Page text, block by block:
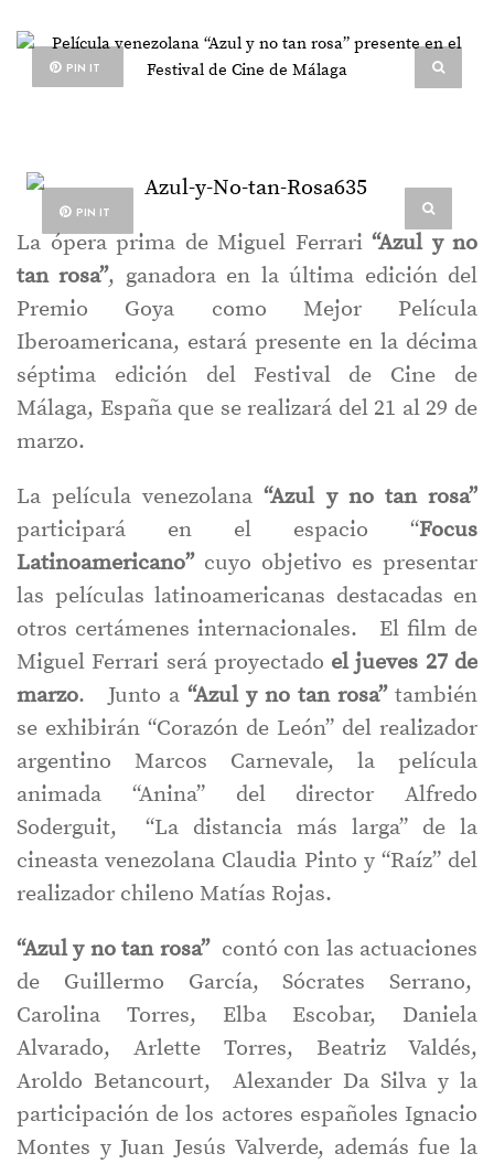
PIN IT
PIN IT
La ópera prima de Miguel Ferrari “Azul y no
tan rosa”, ganadora en la última edición del
Premio Goya como Mejor Película
Iberoamericana, estará presente en la décima
séptima edición del Festival de Cine de
Málaga, España que se realizará del 21 al 29 de
marzo.
La película venezolana“Azul y no tan rosa”
participará en el espacio “Focus
Latinoamericano”cuyo objetivo es presentar
las películas latinoamericanas destacadas en
otros certámenes internacionales. El film de
Miguel Ferrari será proyectado el jueves 27 de
marzo. Junto a “Azul y no tan rosa”también
se exhibirán “Corazón de León” del realizador
argentino Marcos Carnevale, la película
animada “Anina” del director Alfredo
Soderguit, “La distancia más larga” de la
cineasta venezolana Claudia Pinto y “Raíz” del
realizador chileno Matías Rojas.
“Azul y no tan rosa”contó con las actuaciones
de Guillermo García, Sócrates Serrano,
Carolina Torres, Elba Escobar, Daniela
Alvarado, Arlette Torres, Beatriz Valdés,
Aroldo Betancourt, Alexander Da Silva y la
participación de los actores españoles Ignacio
Montes y Juan Jesús Valverde, además fue la